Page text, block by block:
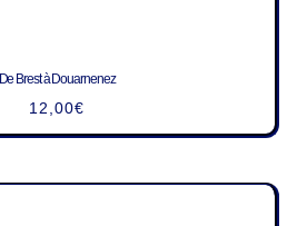
De Brest à Douarnenez
12,00€